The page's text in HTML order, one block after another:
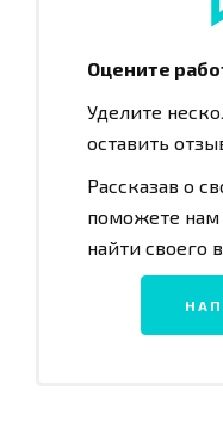
Оцените
Уделите
оставить
Рассказав о
поможете нам
найти своего